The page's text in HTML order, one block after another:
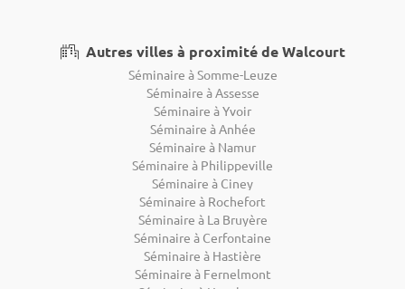
Autres villes à proximité de Walcourt
Séminaire à Somme-Leuze
Séminaire à Assesse
Séminaire à Yvoir
Séminaire à Anhée
Séminaire à Namur
Séminaire à Philippeville
Séminaire à Ciney
Séminaire à Rochefort
Séminaire à La Bruyère
Séminaire à Cerfontaine
Séminaire à Hastière
Séminaire à Fernelmont